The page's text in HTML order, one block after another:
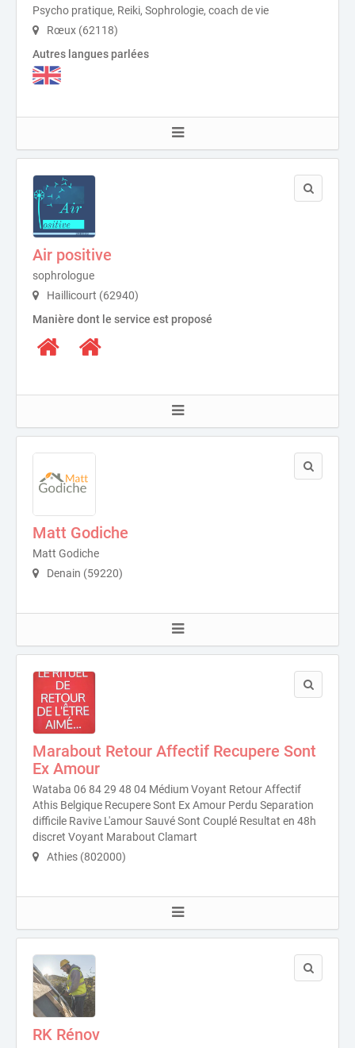
Psycho pratique, Reiki, Sophrologie, coach de vie
Rœux (62118)
Autres langues parlées
Air positive
sophrologue
Haillicourt (62940)
Manière dont le service est proposé
Matt Godiche
Matt Godiche
Denain (59220)
Marabout Retour Affectif Recupere Sont
Ex Amour
Wataba 06 84 29 48 04 Médium Voyant Retour Affectif
Athis Belgique Recupere Sont Ex Amour Perdu Separation
difficile Ravive L'amour Sauvé Sont Couplé Resultat en 48h
discret Voyant Marabout Clamart
Athies (802000)
RK Rénov